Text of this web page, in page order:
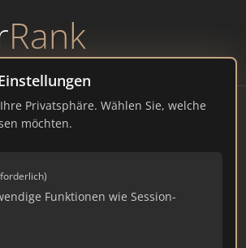
Rank
Privatsphäre. Wählen Sie, welche
möchten.
Funktionen wie Session-
Delitzsch
Juli 2026
618